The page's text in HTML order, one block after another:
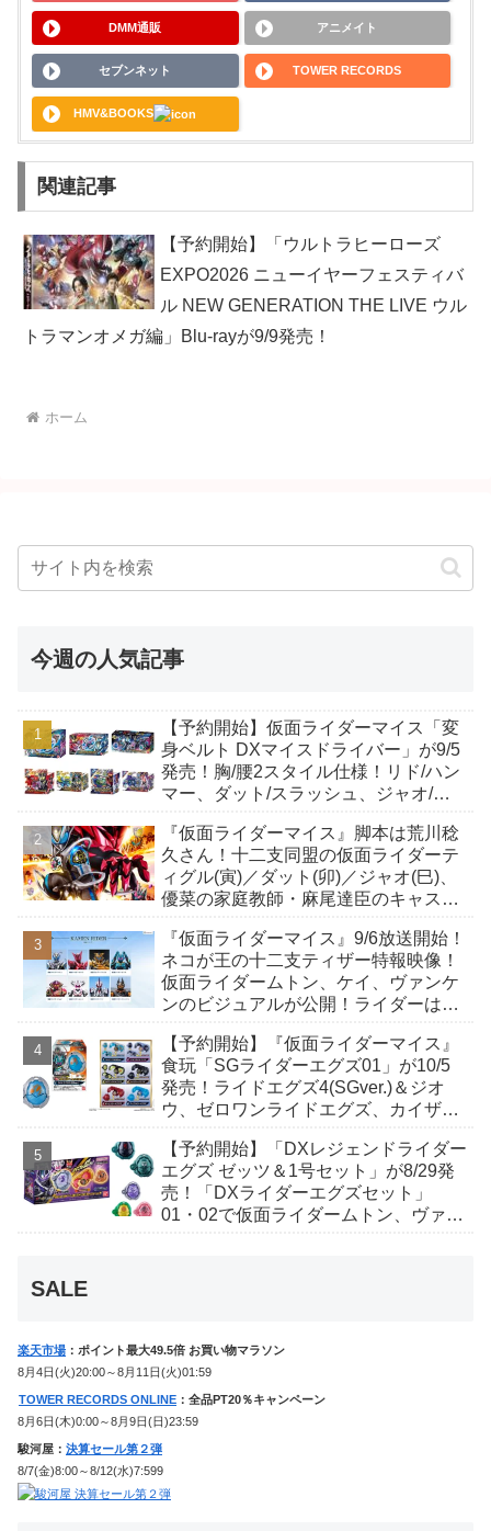
DMM通販 アニメイト
セブンネット TOWER RECORDS
HMV&BOOKS
関連記事
【予約開始】「ウルトラヒーローズ
EXPO2026 ニューイヤーフェスティバ
ル NEW GENERATION THE LIVE ウル
トラマンオメガ編」Blu-rayが9/9発売！
ホーム
今週の人気記事
【予約開始】仮面ライダーマイス「変
身ベルト DXマイスドライバー」が9/5
発売！胸/腰2スタイル仕様！リド/ハン
マー、ダット/スラッシュ、ジャオ/バ
も！
『仮面ライダーマイス』脚本は荒川稔
久さん！十二支同盟の仮面ライダーテ
ィグル(寅)／ダット(卯)／ジャオ(巳)、
優菜の家庭教師・麻尾達臣のキャスト
んも変身！
『仮面ライダーマイス』9/6放送開始！
ネコが王の十二支ティザー特報映像！
仮面ライダームトン、ケイ、ヴァンケ
ンのビジュアルが公開！ライダーは子
【予約開始】『仮面ライダーマイス』
食玩「SGライダーエグズ01」が10/5
発売！ライドエグズ4(SGver.)＆ジオ
ウ、ゼロワンライドエグズ、カイザ、
【予約開始】「DXレジェンドライダー
エグズ ゼッツ＆1号セット」が8/29発
売！「DXライダーエグズセット」
01・02で仮面ライダームトン、ヴァン
SALE
楽天市場 ：ポイント最大49.5倍 お買い物マラソン
8月4日(火)20:00～8月11日(火)01:59
TOWER RECORDS ONLINE ：全品PT20％キャンペーン
8月6日(木)0:00～8月9日(日)23:59
駿河屋： 決算セール第２弾
8/7(金)8:00～8/12(水)7:599